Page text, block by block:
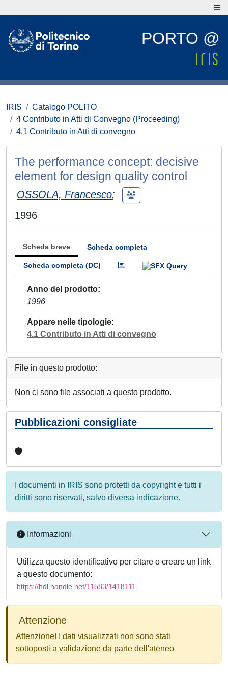
PORTO @
IRIS
Catalogo POLITO
4 Contributo in Atti di Convegno (Proceeding)
4.1 Contributo in Atti di convegno
The performance concept: decisive
element for design quality control
OSSOLA, Francesco;
1996
Scheda breve Scheda completa
Scheda completa (DC)
Anno del prodotto
1996
Appare nelle tipologie
4.1 Contributo in Atti di convegno
File in questo prodotto:
Non ci sono file associati a questo prodotto.
Pubblicazioni consigliate
I documenti in IRIS sono protetti da copyright e tutti i
diritti sono riservati, salvo diversa indicazione.
Informazioni
Utilizza questo identificativo per citare o creare un link
a questo documento:
https://hdl.handle.net/11583/1418111
Attenzione
Attenzione! I dati visualizzati non sono stati
sottoposti a validazione da parte dell'ateneo